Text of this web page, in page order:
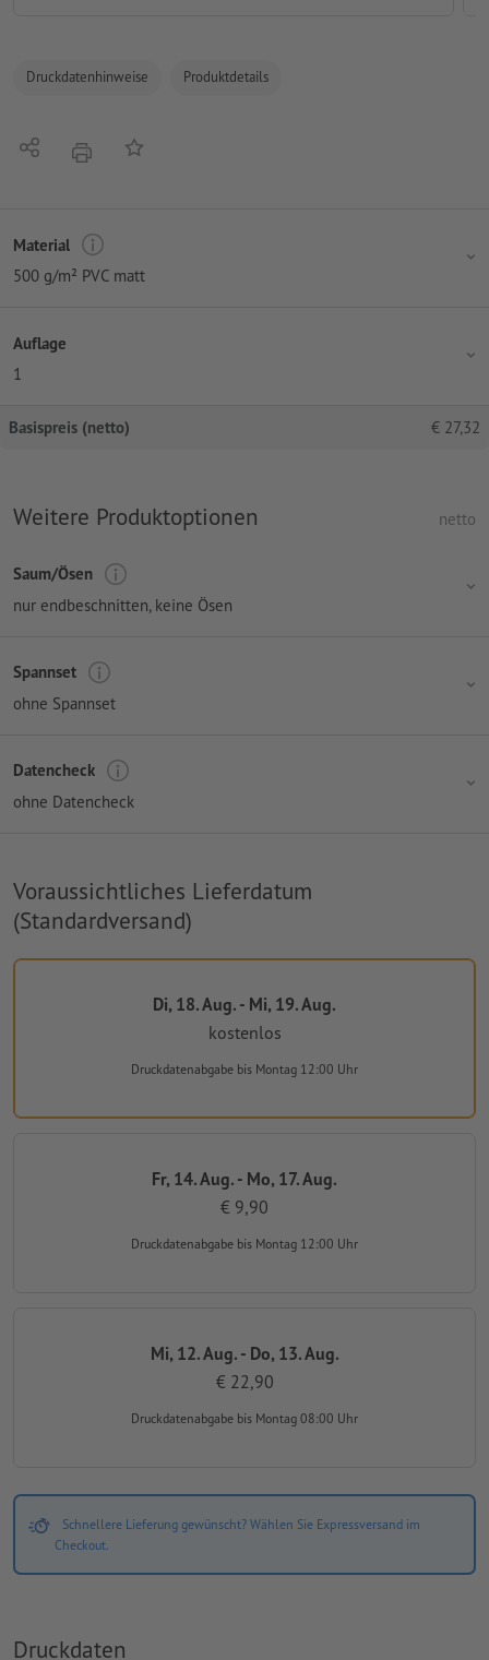
Druckdatenhinweise Produktdetails
Teilen DruckenAuf die Merkliste
Material
500 g/m² PVC matt
Auflage
1
Basispreis (netto) € 27,32
Weitere Produktoptionen netto
Saum/Ösen
nur endbeschnitten, keine Ösen
Spannset
ohne Spannset
Datencheck
ohne Datencheck
Voraussichtliches Lieferdatum
(Standardversand)
Di, 18. Aug. - Mi, 19. Aug.
kostenlos
Druckdatenabgabe bis Montag 12:00 Uhr
Fr, 14. Aug. - Mo, 17. Aug.
€ 9,90
Druckdatenabgabe bis Montag 12:00 Uhr
Mi, 12. Aug. - Do, 13. Aug.
€ 22,90
Druckdatenabgabe bis Montag 08:00 Uhr
Schnellere Lieferung gewünscht? Wählen Sie Expressversand im
Checkout.
Druckdaten